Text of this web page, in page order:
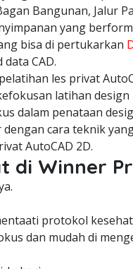
Bangunan, Jalur
yang
bisa di pertukarkan
CAD.
les privat
latihan design
dalam penataan
dengan cara teknik
AutoCAD 2D.
di Winner
protokol
dan mudah di